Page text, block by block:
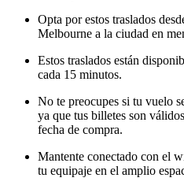
Opta por estos traslados
Melbourne a la ciudad en
Estos traslados están
cada 15 minutos.
No te preocupes si tu vuelo
ya que tus billetes son
fecha de compra.
Mantente conectado con el
tu equipaje en el amplio